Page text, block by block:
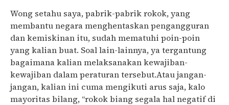
Wong setahu saya, pabrik-pabrik rokok, yang
membantu negara menghentaskan pengangguran
dan kemiskinan itu, sudah mematuhi poin-poin
yang kalian buat. Soal lain-lainnya, ya tergantung
bagaimana kalian melaksanakan kewajiban-
kewajiban dalam peraturan tersebut.Atau jangan-
jangan, kalian ini cuma mengikuti arus saja, kalo
mayoritas bilang, “rokok biang segala hal negatif di